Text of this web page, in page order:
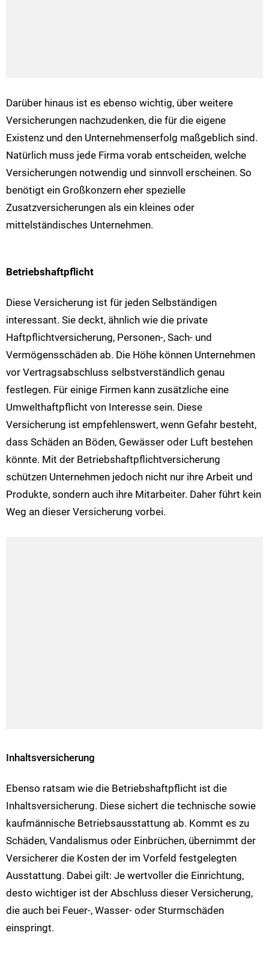
Darüber hinaus ist es ebenso wichtig, über weitere
Versicherungen nachzudenken, die für die eigene
Existenz und den Unternehmenserfolg maßgeblich sind.
Natürlich muss jede Firma vorab entscheiden, welche
Versicherungen notwendig und sinnvoll erscheinen. So
benötigt ein Großkonzern eher spezielle
Zusatzversicherungen als ein kleines oder
mittelständisches Unternehmen.
Betriebshaftpflicht
Diese Versicherung ist für jeden Selbständigen
interessant. Sie deckt, ähnlich wie die private
Haftpflichtversicherung, Personen-, Sach- und
Vermögensschäden ab. Die Höhe können Unternehmen
vor Vertragsabschluss selbstverständlich genau
festlegen. Für einige Firmen kann zusätzliche eine
Umwelthaftpflicht von Interesse sein. Diese
Versicherung ist empfehlenswert, wenn Gefahr besteht,
dass Schäden an Böden, Gewässer oder Luft bestehen
könnte. Mit der Betriebshaftpflichtversicherung
schützen Unternehmen jedoch nicht nur ihre Arbeit und
Produkte, sondern auch ihre Mitarbeiter. Daher führt kein
Weg an dieser Versicherung vorbei.
Inhaltsversicherung
Ebenso ratsam wie die Betriebshaftpflicht ist die
Inhaltsversicherung. Diese sichert die technische sowie
kaufmännische Betriebsausstattung ab. Kommt es zu
Schäden, Vandalismus oder Einbrüchen, übernimmt der
Versicherer die Kosten der im Vorfeld festgelegten
Ausstattung. Dabei gilt: Je wertvoller die Einrichtung,
desto wichtiger ist der Abschluss dieser Versicherung,
die auch bei Feuer-, Wasser- oder Sturmschäden
einspringt.